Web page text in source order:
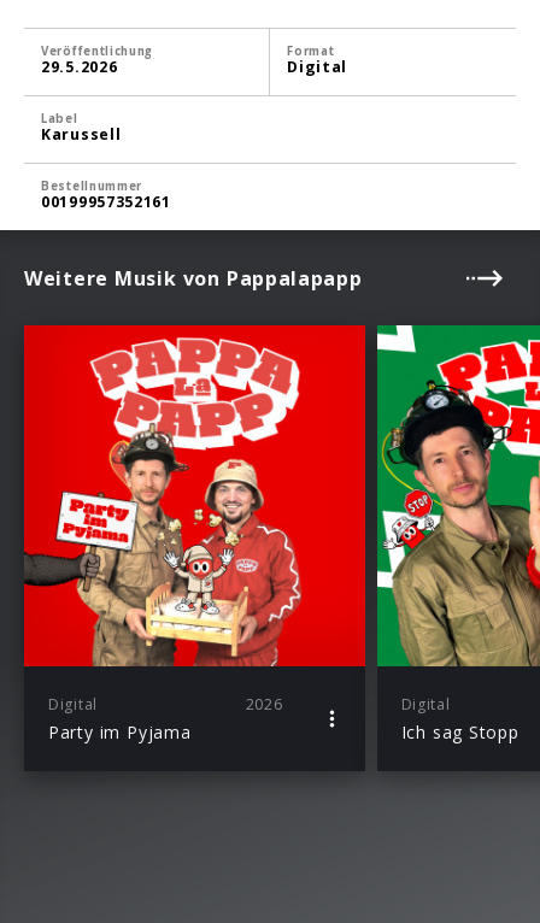
Veröffentlichung
29.5.2026
Format
Digital
Label
Karussell
Bestellnummer
00199957352161
Weitere Musik von Pappalapapp
Digital 2026
Party im Pyjama
Digital
Ich sag Stopp